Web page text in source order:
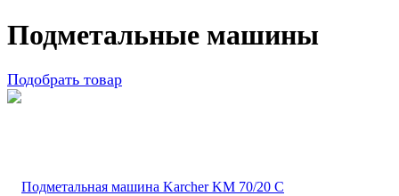
Подметальные машины
Подобрать товар